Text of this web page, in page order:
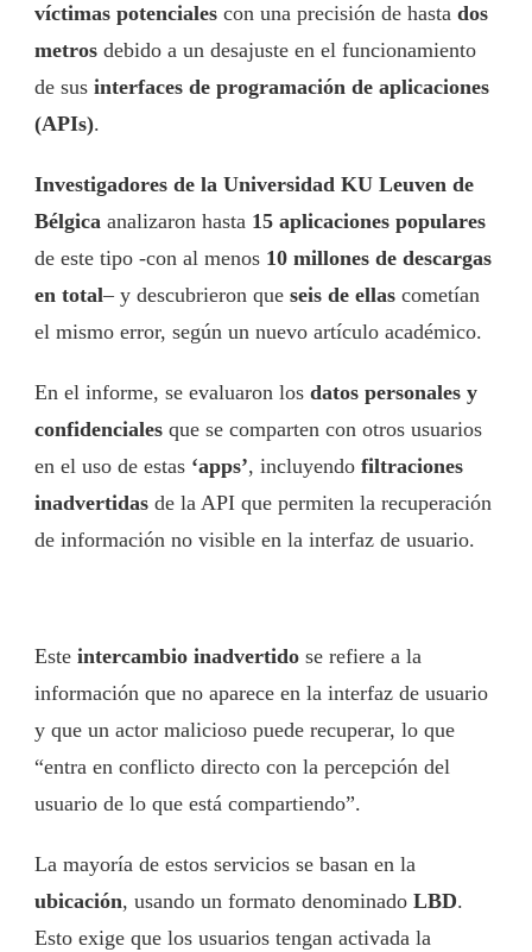
víctimas potenciales con una precisión de hasta dos
metros debido a un desajuste en el funcionamiento
de sus interfaces de programación de aplicaciones
(APIs).
Investigadores de la Universidad KU Leuven de
Bélgica analizaron hasta 15 aplicaciones populares
de este tipo -con al menos 10 millones de descargas
en total– y descubrieron que seis de ellas cometían
el mismo error, según un nuevo artículo académico.
En el informe, se evaluaron los datos personales y
confidenciales que se comparten con otros usuarios
en el uso de estas ‘apps’, incluyendo filtraciones
inadvertidas de la API que permiten la recuperación
de información no visible en la interfaz de usuario.
Este intercambio inadvertido se refiere a la
información que no aparece en la interfaz de usuario
y que un actor malicioso puede recuperar, lo que
“entra en conflicto directo con la percepción del
usuario de lo que está compartiendo”.
La mayoría de estos servicios se basan en la
ubicación, usando un formato denominado LBD.
Esto exige que los usuarios tengan activada la